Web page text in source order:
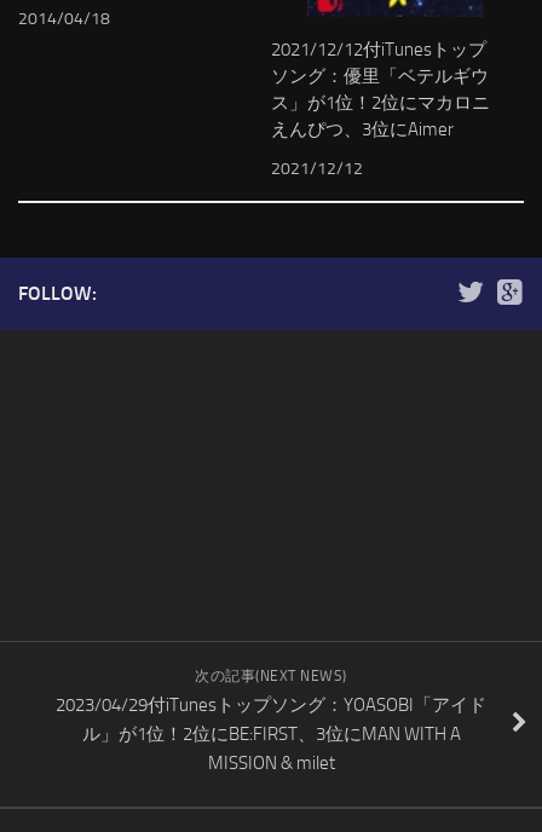
2014/04/18
2021/12/12付iTunesトップ
ソング：優里「ベテルギウ
ス」が1位！2位にマカロニ
えんぴつ、3位にAimer
2021/12/12
FOLLOW:
次の記事(NEXT NEWS)
2023/04/29付iTunesトップソング：YOASOBI「アイド
ル」が1位！2位にBE:FIRST、3位にMAN WITH A
MISSION & milet